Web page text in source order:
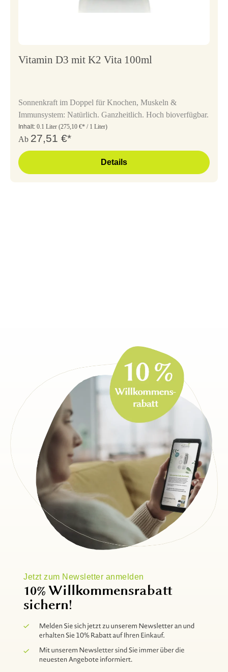
Vitamin D3 mit K2 Vita 100ml
Sonnenkraft im Doppel für Knochen, Muskeln &
Immunsystem: Natürlich. Ganzheitlich. Hoch bioverfügbar.
Inhalt: 0.1 Liter (275,10 €* / 1 Liter)
Ab 27,51 €*
Details
Jetzt zum Newsletter anmelden
10% Willkommensrabatt
sichern!